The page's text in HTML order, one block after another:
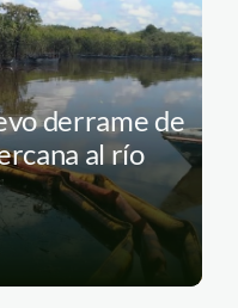
derrame de
al río